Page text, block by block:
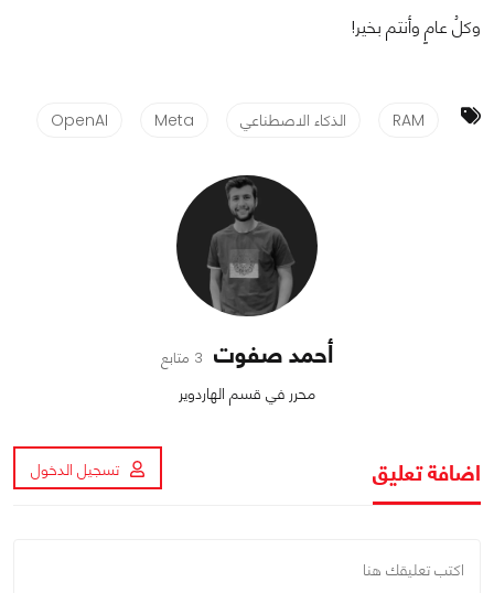
وكلُ عامٍ وأنتم بخير!
RAM الذكاء الاصطناعي Meta
OpenAI
أحمد صفوت 3 متابع
محرر في قسم الهاردوير
اضافة تعليق تسجيل الدخول